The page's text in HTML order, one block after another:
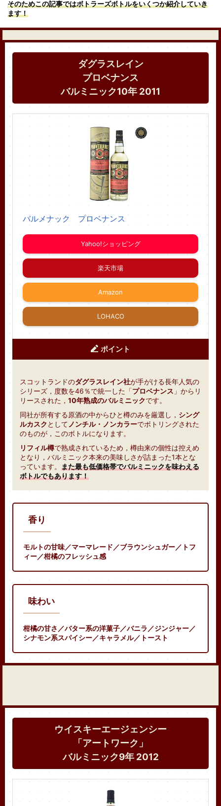
そのためこの記事ではボトラーズボトルをいくつか紹介していき
ます！
ダグラスレイン
プロベナンス
バルミニック10年 2011
バルメナック プロベナンス
Yahoo!ショッピング
楽天市場
Amazon
LOHACO
ポイント
スコットランドのダグラスレイン社が手がける長年人気の
シリーズ，度数を46％で統一した「プロベナンス 」からリ
リースされた， 10年熟成のバルミニックです。
同社が所有する原酒の中からひと樽のみを厳選し， シング
ルカスク として ノンチル・ノンカラーでボトリングされた
のものが，このボトルになります。
リフィル樽で熟成されているため，樽由来の個性は控えめ
となり，バルミニック本来の美味しさが詰まった1本とな
っています。 また最も低価格帯でバルミニックを味わえる
ボトルでもあります！
香り
モルトの甘味／マーマレード／ブラウンシュガー／トフ
ィー／柑橘のフレッシュ感
味わい
柑橘の甘さ／バター系の洋菓子／バニラ／ジンジャー／
シナモン系スパイシー／キャラメル／トースト
ウイスキーエージェンシー
「アートワーク」
バルミニック9年 2012